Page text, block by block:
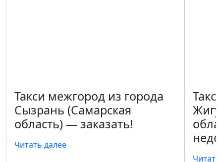
Такси межгород из города
Сызрань (Самарская
область) — заказать!
Читать далее